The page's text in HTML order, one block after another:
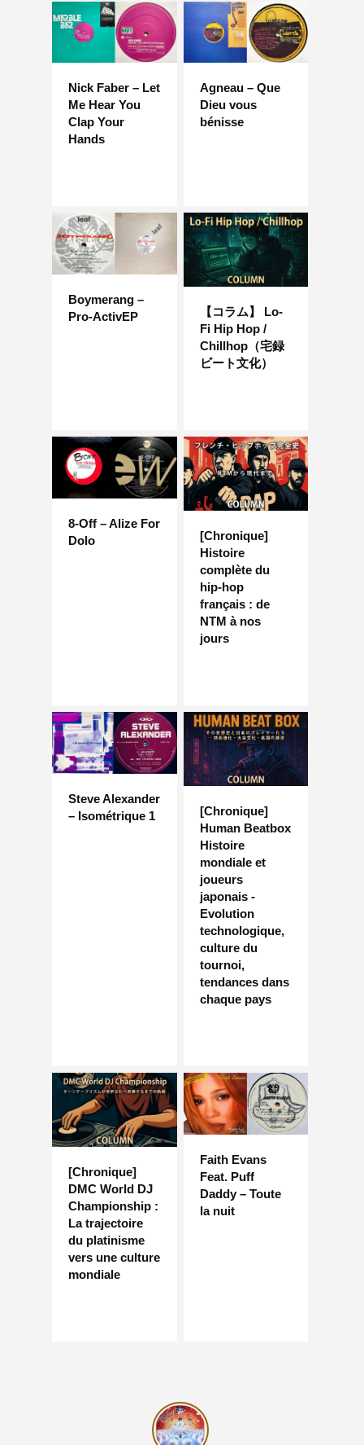
Nick Faber – Let
Me Hear You
Clap Your
Hands
Agneau – Que
Dieu vous
bénisse
Boymerang –
Pro-ActivEP
【コラム】 Lo-
Fi Hip Hop /
Chillhop（宅録
ビート文化）
8-Off – Alize For
Dolo
[Chronique]
Histoire
complète du
hip-hop
français : de
NTM à nos
jours
Steve Alexander
– Isométrique 1
[Chronique]
Human Beatbox
Histoire
mondiale et
joueurs
japonais -
Evolution
technologique,
culture du
tournoi,
tendances dans
chaque pays
[Chronique]
DMC World DJ
Championship :
La trajectoire
du platinisme
vers une culture
mondiale
Faith Evans
Feat. Puff
Daddy – Toute
la nuit